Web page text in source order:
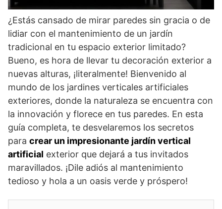
¿Estás cansado de mirar paredes sin gracia o de
lidiar con el mantenimiento de un jardín
tradicional en tu espacio exterior limitado?
Bueno, es hora de llevar tu decoración exterior a
nuevas alturas, ¡literalmente! Bienvenido al
mundo de los jardines verticales artificiales
exteriores, donde la naturaleza se encuentra con
la innovación y florece en tus paredes. En esta
guía completa, te desvelaremos los secretos
para crear un impresionante jardín vertical
artificial exterior que dejará a tus invitados
maravillados. ¡Dile adiós al mantenimiento
tedioso y hola a un oasis verde y próspero!